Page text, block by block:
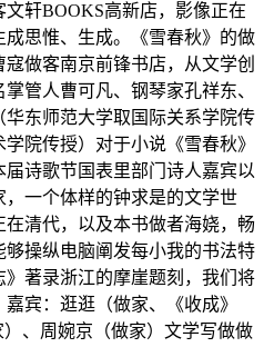
轩BOOKS高新店，影像正在
思惟、生成。《雪春秋》的做
做客南京前锋书店，从文学创
管人曹可凡、钢琴家孔祥东、
东师范大学取国际关系学院传
院传授）对于小说《雪春秋》
诗歌节国表里部门诗人嘉宾以
一个体样的钟求是的文学世
清代，以及本书做者海娆，畅
操纵电脑阐发每小我的书法特
著录浙江的摩崖题刻，我们将
宾：逛逛（做家、《收成》
、周婉京（做家）文学写做做